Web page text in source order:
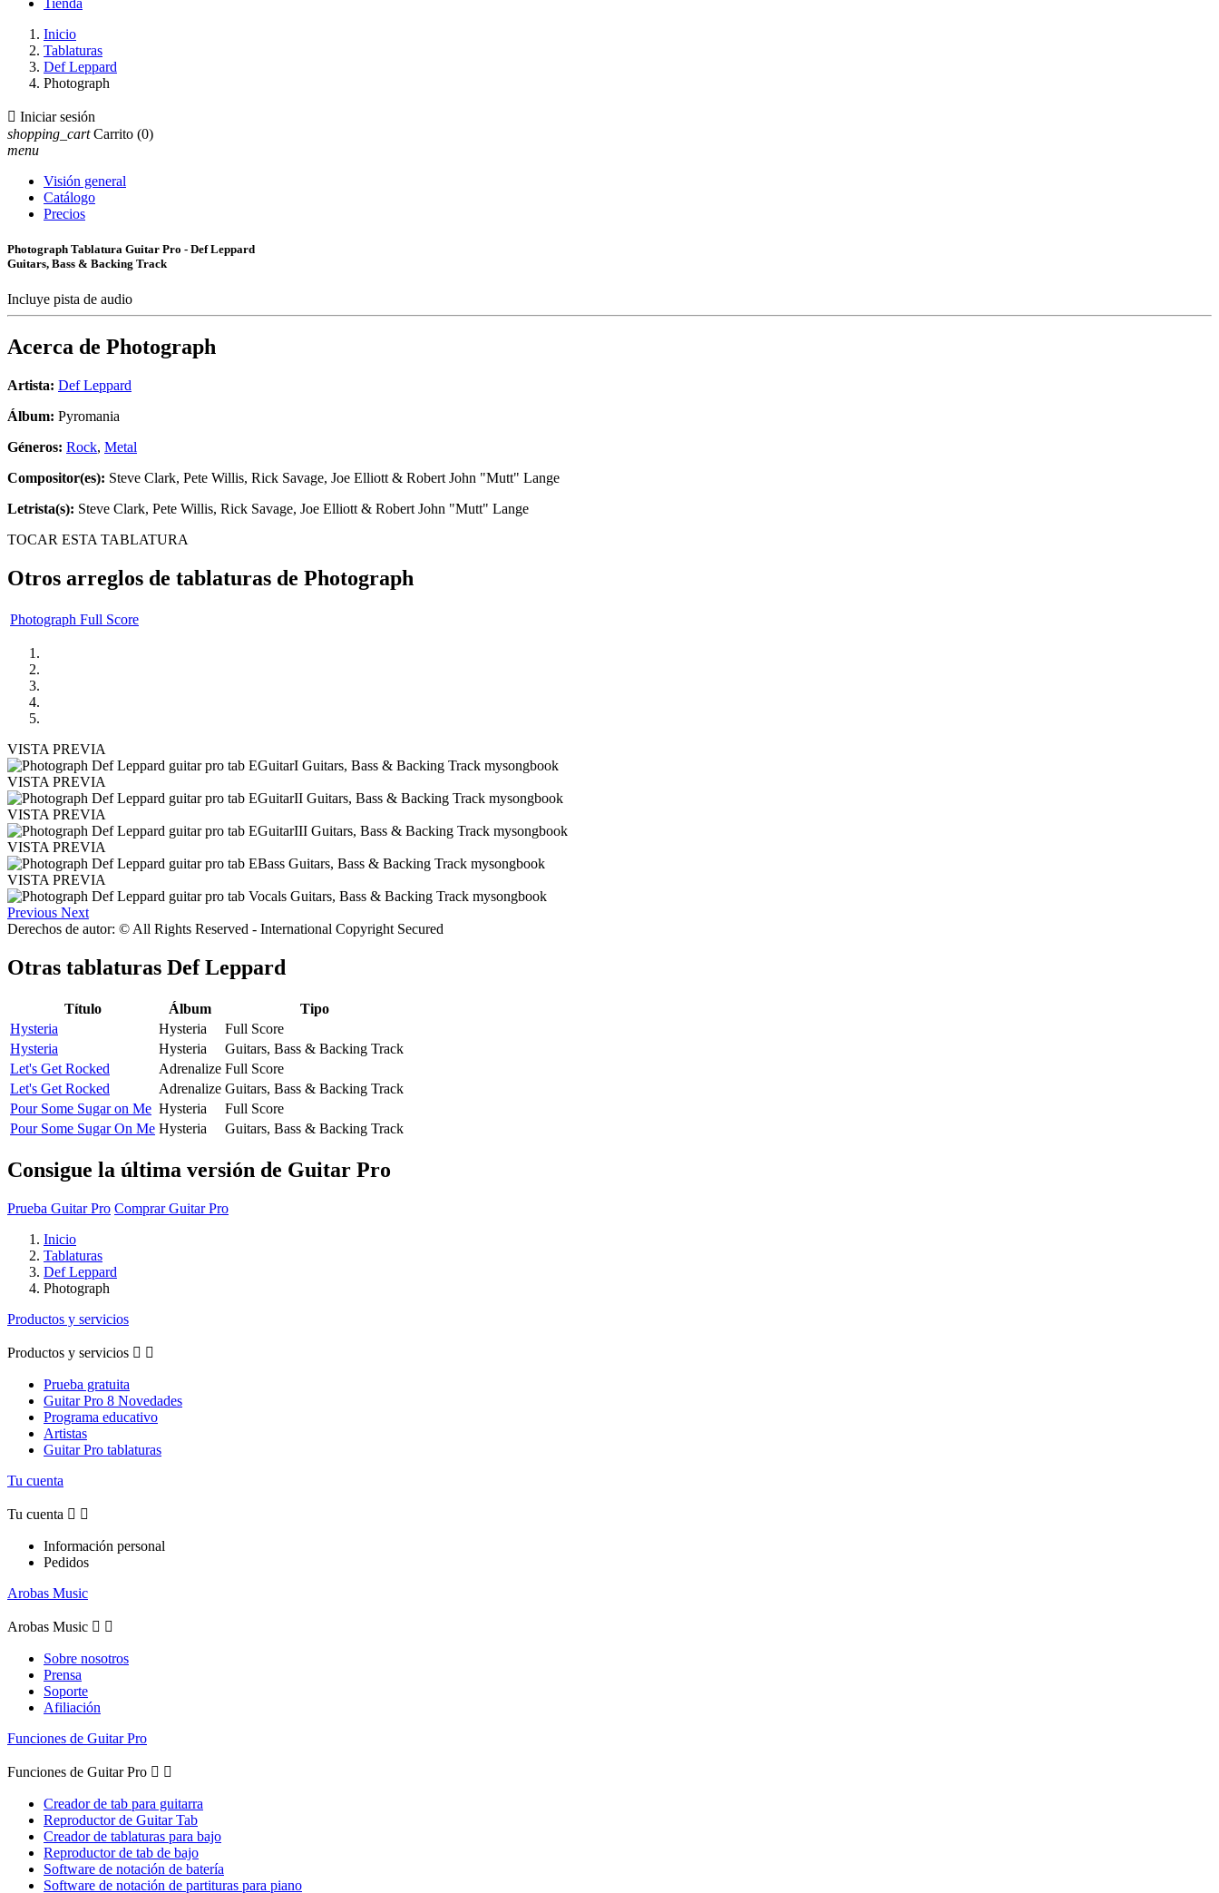
Tienda
Inicio
Tablaturas
Def Leppard
Photograph
 Iniciar sesión
shopping_cart Carrito (0)
menu
Visión general
Catálogo
Precios
Photograph Tablatura Guitar Pro - Def Leppard
Guitars, Bass & Backing Track
Incluye pista de audio
Acerca de Photograph
Artista: Def Leppard
Álbum: Pyromania
Géneros: Rock, Metal
Compositor(es): Steve Clark, Pete Willis, Rick Savage, Joe Elliott & Robert John "Mutt" Lange
Letrista(s): Steve Clark, Pete Willis, Rick Savage, Joe Elliott & Robert John "Mutt" Lange
TOCAR ESTA TABLATURA
Otros arreglos de tablaturas de Photograph
Photograph Full Score
VISTA PREVIA
VISTA PREVIA
VISTA PREVIA
VISTA PREVIA
VISTA PREVIA
Previous Next
Derechos de autor: © All Rights Reserved - International Copyright Secured
Otras tablaturas Def Leppard
Título Álbum
Tipo
Hysteria
Hysteria
Full Score
Hysteria
Hysteria
Guitars, Bass & Backing Track
Let's Get Rocked
Adrenalize Full Score
Let's Get Rocked
Adrenalize Guitars, Bass & Backing Track
Pour Some Sugar on Me Hysteria
Full Score
Pour Some Sugar On Me Hysteria Guitars, Bass & Backing Track
Consigue la última versión de Guitar Pro
Prueba Guitar Pro Comprar Guitar Pro
Inicio
Tablaturas
Def Leppard
Photograph
Productos y servicios
Productos y servicios  
Prueba gratuita
Guitar Pro 8 Novedades
Programa educativo
Artistas
Guitar Pro tablaturas
Tu cuenta
Tu cuenta  
Información personal
Pedidos
Arobas Music
Arobas Music  
Sobre nosotros
Prensa
Soporte
Afiliación
Funciones de Guitar Pro
Funciones de Guitar Pro  
Creador de tab para guitarra
Reproductor de Guitar Tab
Creador de tablaturas para bajo
Reproductor de tab de bajo
Software de notación de batería
Software de notación de partituras para piano